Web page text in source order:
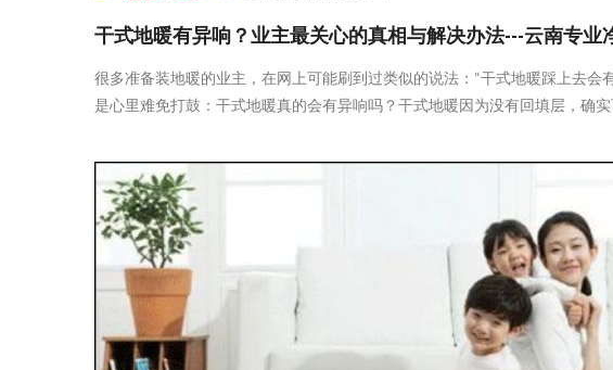
干式地暖有异响？业主最关心的真相与解决办法---云南专业
很多准备装地暖的业主，在网上可能刷到过类似的说法：“干式地暖踩上去会
是心里难免打鼓：干式地暖真的会有异响吗？干式地暖因为没有回填层，确